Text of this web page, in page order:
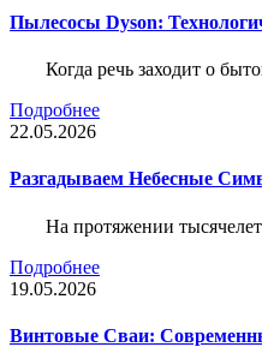
Пылесосы Dyson:
Когда речь заходит о
Подробнее
22.05.2026
Разгадываем Небесные
На протяжении
Подробнее
19.05.2026
Винтовые Сваи: